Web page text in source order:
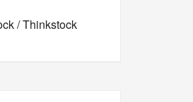
/ Thinkstock